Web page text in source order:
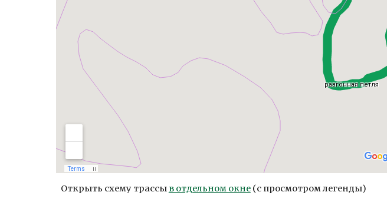
Открыть схему трассы в отдельном окне (с просмотром легенды)